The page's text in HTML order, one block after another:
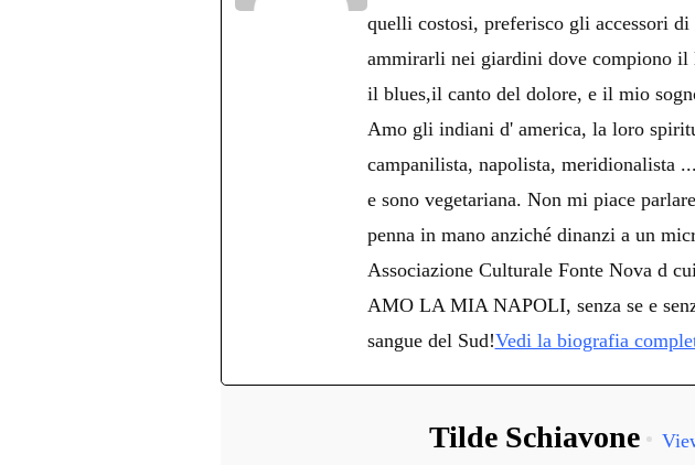
quelli costosi, preferisco gli accessori
ammirarli nei giardini dove compiono il
il blues,il canto del dolore, e il mio
Amo gli indiani d' america, la loro
campanilista, napolista, meridionalista
e sono vegetariana. Non mi piace
penna in mano anziché dinanzi a un
Associazione Culturale Fonte Nova d
AMO LA MIA NAPOLI, senza se e
sangue del Sud!Vedi la biografia
Tilde Schiavone